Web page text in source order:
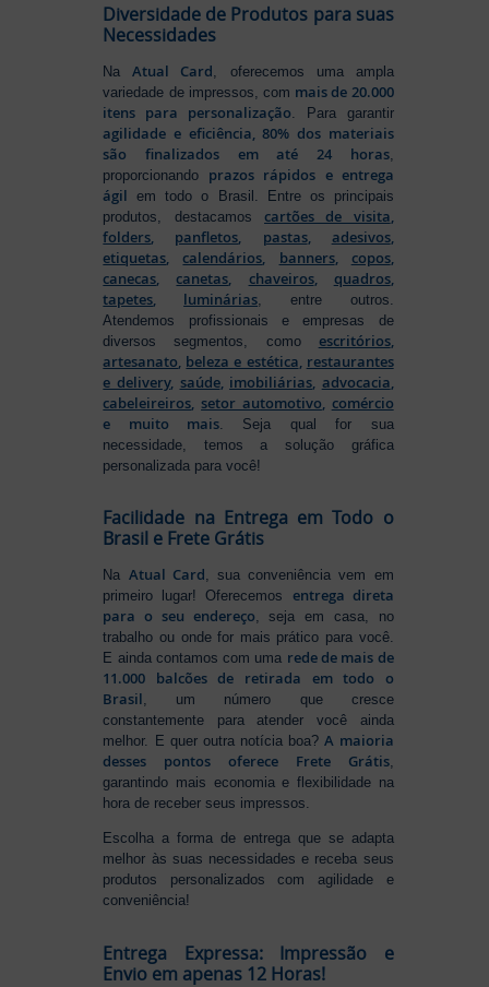
Diversidade de Produtos para suas
Necessidades
NaAtual Card , oferecemos uma ampla
variedade de impressos, com mais de 20.000
itens para personalização . Para garantir
agilidade e eficiência, 80% dos materiais
são finalizados em até 24 horas,
proporcionando prazos rápidos e entrega
ágil em todo o Brasil. Entre os principais
produtos, destacamos cartões de visita,
folders, panfletos, pastas, adesivos,
etiquetas,calendários, banners, copos,
canecas,canetas, chaveiros, quadros,
tapetes, luminárias , entre outros.
Atendemos profissionais e empresas de
diversos segmentos, como escritórios,
artesanato, beleza e estética, restaurantes
e delivery, saúde, imobiliárias, advocacia,
cabeleireiros, setor automotivo, comércio
e muito mais . Seja qual for sua
necessidade, temos a solução gráfica
personalizada para você!
Facilidade na Entrega em Todo o
Brasil e Frete Grátis
Na Atual Card, sua conveniência vem em
primeiro lugar! Oferecemos entrega direta
para o seu endereço, seja em casa, no
trabalho ou onde for mais prático para você.
E ainda contamos com uma rede de mais de
11.000 balcões de retirada em todo o
Brasil, um número que cresce
constantemente para atender você ainda
melhor. E quer outra notícia boa?A maioria
desses pontos oferece Frete Grátis,
garantindo mais economia e flexibilidade na
hora de receber seus impressos.
Escolha a forma de entrega que se adapta
melhor às suas necessidades e receba seus
produtos personalizados com agilidade e
conveniência!
Entrega Expressa: Impressão e
Envio em apenas 12 Horas!